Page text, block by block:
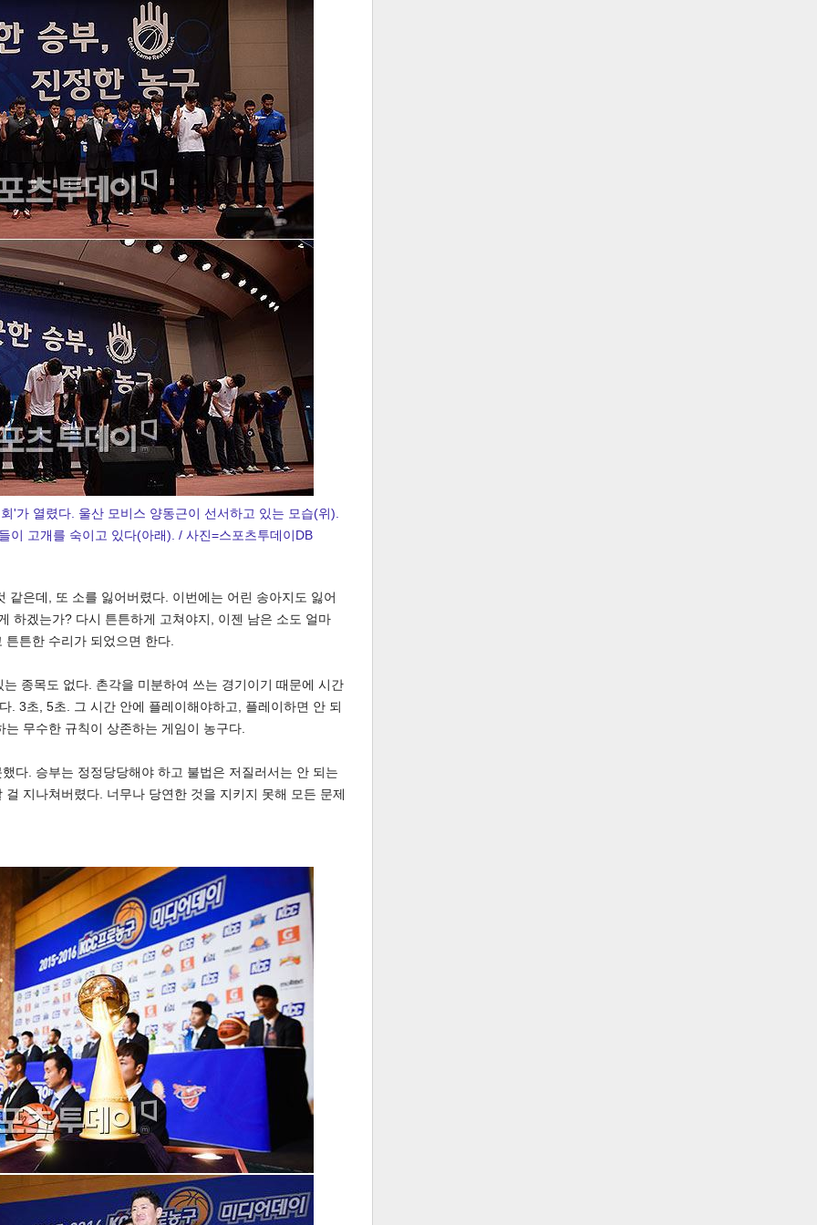
'가 열렸다. 울산 모비스 양동근이 선서하고 있는 모습(위).
이 고개를 숙이고 있다(아래). / 사진=스포츠투데이DB
같은데, 또 소를 잃어버렸다. 이번에는 어린 송아지도 잃어
하겠는가? 다시 튼튼하게 고쳐야지, 이젠 남은 소도 얼마
튼한 수리가 되었으면 한다.
종목도 없다. 촌각을 미분하여 쓰는 경기이기 때문에 시간
. 3초, 5초. 그 시간 안에 플레이해야하고, 플레이하면 안 되
무수한 규칙이 상존하는 게임이 농구다.
다. 승부는 정정당당해야 하고 불법은 저질러서는 안 되는
지나쳐버렸다. 너무나 당연한 것을 지키지 못해 모든 문제